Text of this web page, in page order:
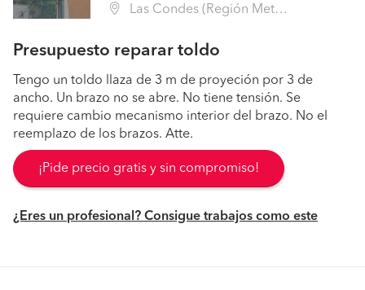
Las Condes (Región Metropolitana - Santiago)
Presupuesto reparar toldo
Tengo un toldo llaza de 3 m de proyeción por 3 de
ancho. Un brazo no se abre. No tiene tensión. Se
requiere cambio mecanismo interior del brazo. No el
reemplazo de los brazos. Atte.
¡Pide precio gratis y sin compromiso!
¿Eres un profesional? Consigue trabajos como este